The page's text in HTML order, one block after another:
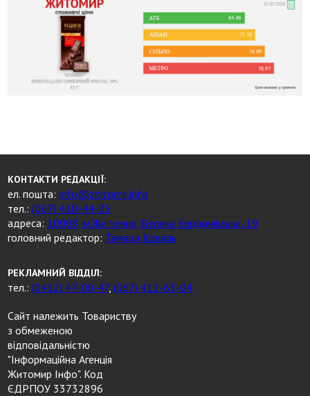
КОНТАКТИ РЕДАКЦІЇ:
ел. пошта:info@zhitomir.info
тел.:(067) 410-44-05
адреса: 10008, м.Житомир, Велика Бердичівська, 19
головний редактор: Тамара Коваль
РЕКЛАМНИЙ ВІДДІЛ:
тел.:(0412) 47-00-47,(067) 412-63-04
Сайт належить Товариству
з обмеженою
відповідальністю
"Інформаційна Агенція
Житомир Інфо". Код
ЄДРПОУ 33732896